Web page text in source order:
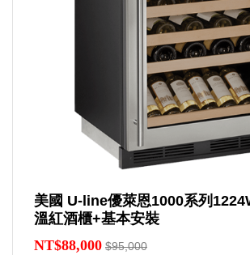
美國 U-line優萊恩1000系列
溫紅酒櫃+基本安裝
NT$88,000 $95,000